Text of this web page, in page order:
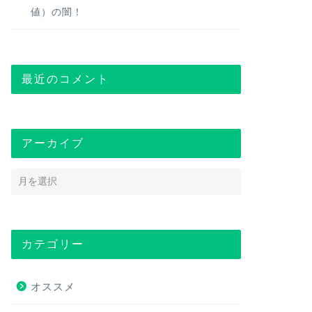
値）の闇！
最近のコメント
アーカイブ
カテゴリー
オススメ